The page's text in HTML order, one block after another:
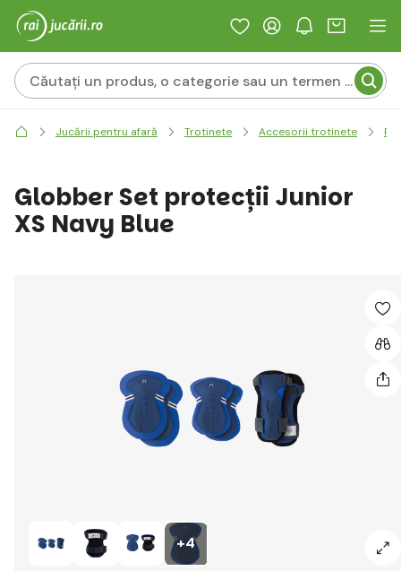
Jucării pentru afară Trotinete Accesorii trotinete
+4
Globber Set protecții Junior
XS Navy Blue